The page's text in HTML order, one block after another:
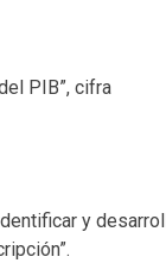
PIB”, cifra
y